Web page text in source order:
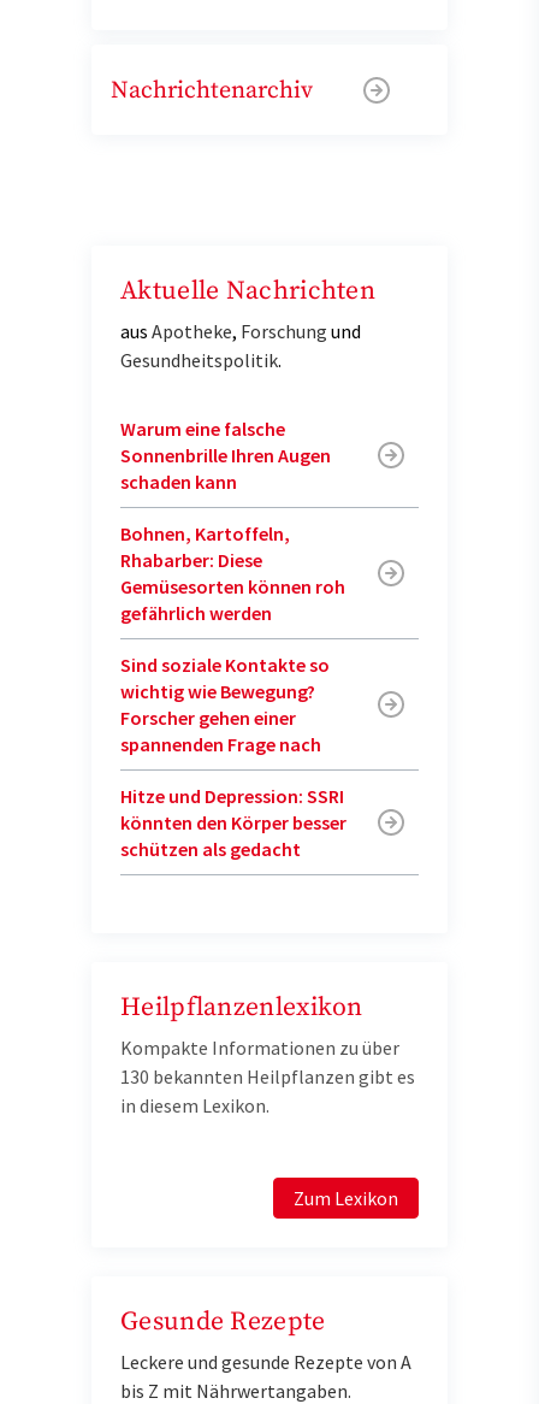
Nachrichtenarchiv
Aktuelle Nachrichten
aus Apotheke, Forschung und
Gesundheitspolitik.
Warum eine falsche
Sonnenbrille Ihren Augen
schaden kann
Bohnen, Kartoffeln,
Rhabarber: Diese
Gemüsesorten können roh
gefährlich werden
Sind soziale Kontakte so
wichtig wie Bewegung?
Forscher gehen einer
spannenden Frage nach
Hitze und Depression: SSRI
könnten den Körper besser
schützen als gedacht
Heilpflanzenlexikon
Kompakte Informationen zu über
130 bekannten Heilpflanzen gibt es
in diesem Lexikon.
Zum Lexikon
Gesunde Rezepte
Leckere und gesunde Rezepte von A
bis Z mit Nährwertangaben.